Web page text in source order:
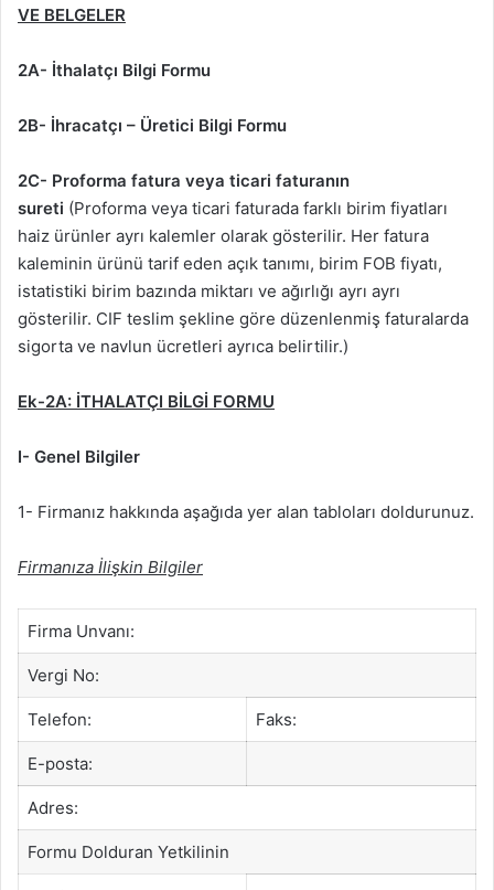
VE BELGELER
2A- İthalatçı Bilgi Formu
2B- İhracatçı – Üretici Bilgi Formu
2C- Proforma fatura veya ticari faturanın
sureti (Proforma veya ticari faturada farklı birim fiyatları
haiz ürünler ayrı kalemler olarak gösterilir. Her fatura
kaleminin ürünü tarif eden açık tanımı, birim FOB fiyatı,
istatistiki birim bazında miktarı ve ağırlığı ayrı ayrı
gösterilir. CIF teslim şekline göre düzenlenmiş faturalarda
sigorta ve navlun ücretleri ayrıca belirtilir.)
Ek-2A: İTHALATÇI BİLGİ FORMU
I- Genel Bilgiler
1- Firmanız hakkında aşağıda yer alan tabloları doldurunuz.
Firmanıza İlişkin Bilgiler
Firma Unvanı:
Vergi No:
Telefon: Faks:
E-posta:
Adres:
Formu Dolduran Yetkilinin